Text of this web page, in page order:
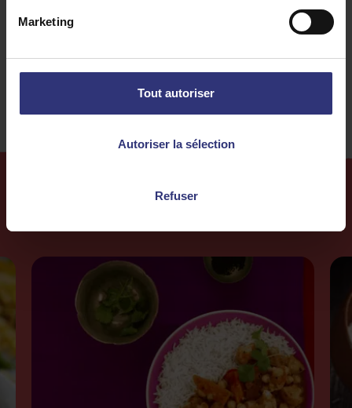
Marketing
Tout autoriser
Autoriser la sélection
Refuser
Cuisine thaïlandaise
0 à 30 minutes Facile